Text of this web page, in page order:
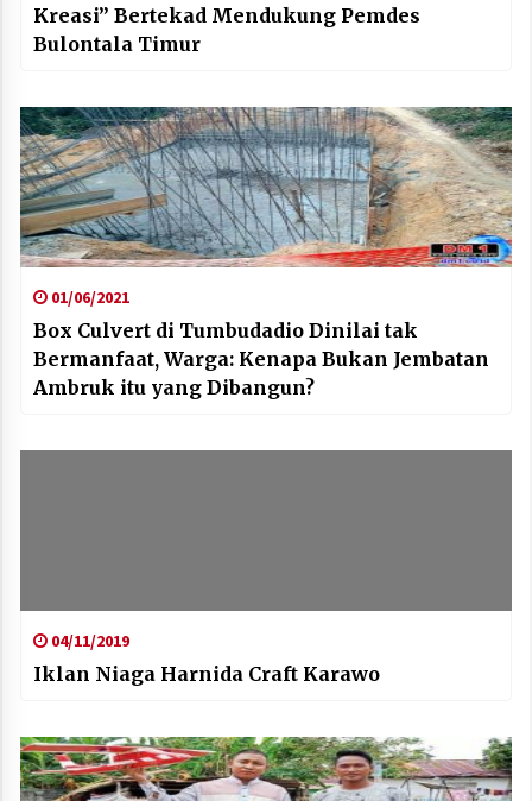
Kreasi” Bertekad Mendukung Pemdes
Bulontala Timur
01/06/2021
Box Culvert di Tumbudadio Dinilai tak
Bermanfaat, Warga: Kenapa Bukan Jembatan
Ambruk itu yang Dibangun?
04/11/2019
Iklan Niaga Harnida Craft Karawo